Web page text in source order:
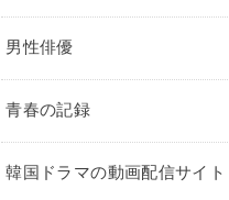
男性俳優
青春の記録
韓国ドラマの動画配信サイト